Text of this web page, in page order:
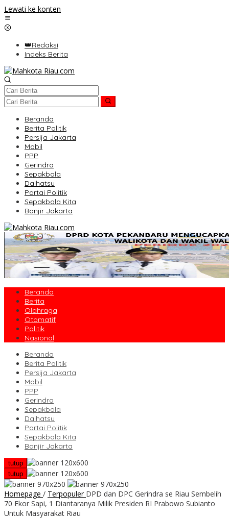
Lewati ke konten
👑Redaksi
Indeks Berita
Beranda
Berita Politik
Persija Jakarta
Mobil
PPP
Gerindra
Sepakbola
Daihatsu
Partai Politik
Sepakbola Kita
Banjir Jakarta
Beranda
Berita
Olahraga
Otomatif
Politik
Nasional
Beranda
Berita Politik
Persija Jakarta
Mobil
PPP
Gerindra
Sepakbola
Daihatsu
Partai Politik
Sepakbola Kita
Banjir Jakarta
tutup
tutup
Homepage / Terpopuler DPD dan DPC Gerindra se Riau Sembelih
70 Ekor Sapi, 1 Diantaranya Milik Presiden RI Prabowo Subianto
Untuk Masyarakat Riau